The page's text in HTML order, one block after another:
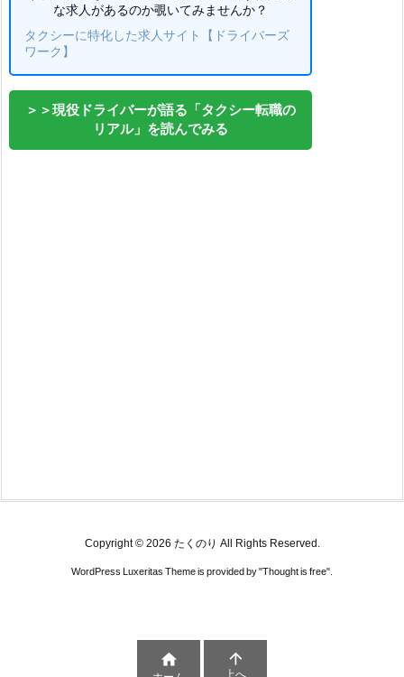
な求人があるのか覗いてみませんか？
タクシーに特化した求人サイト【ドライバーズ
ワーク】
＞＞現役ドライバーが語る「タクシー転職の
リアル」を読んでみる
Copyright © 2026 たくのり All Rights Reserved.
WordPress Luxeritas Theme is provided by "Thought is free".
 